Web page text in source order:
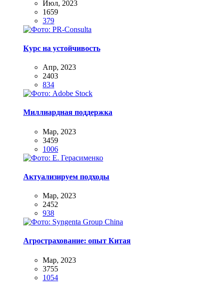
Июл, 2023
1659
379
Курс на устойчивость
Апр, 2023
2403
834
Миллиардная поддержка
Мар, 2023
3459
1006
Актуализируем подходы
Мар, 2023
2452
938
Агрострахование: опыт Китая
Мар, 2023
3755
1054